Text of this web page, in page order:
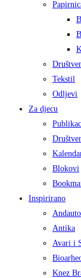
Tekstil
Odljevi
Za djecu
Blokovi
Inspirirano
Antika
Avari i
Knez